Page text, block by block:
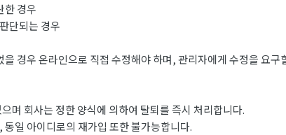
경우
단되는 경우
경우 온라인으로 직접 수정해야 하며, 관리자에게 수정을 요
며 회사는 정한 양식에 의하여 탈퇴를 즉시 처리합니다.
일 아이디로의 재가입 또한 불가능합니다.